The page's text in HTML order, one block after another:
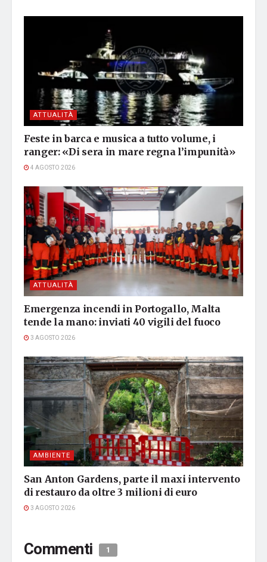
ATTUALITÀ
Feste in barca e musica a tutto volume, i
ranger: «Di sera in mare regna l’impunità»
4 AGOSTO 2026
ATTUALITÀ
Emergenza incendi in Portogallo, Malta
tende la mano: inviati 40 vigili del fuoco
3 AGOSTO 2026
AMBIENTE
San Anton Gardens, parte il maxi intervento
di restauro da oltre 3 milioni di euro
3 AGOSTO 2026
Commenti 1